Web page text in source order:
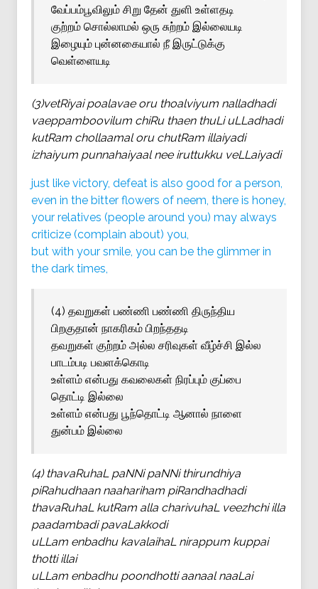
வேப்பம்பூவிலும் சிறு தேன் துளி உள்ளதடி
குற்றம் சொல்லாமல் ஒரு சுற்றம் இல்லையடி
இழையும் புன்னகையால் நீ இருட்டுக்கு
வெள்ளையடி
(3)vetRiyai poalavae oru thoalviyum nalladhadi
vaeppamboovilum chiRu thaen thuLi uLLadhadi
kutRam chollaamal oru chutRam illaiyadi
izhaiyum punnahaiyaal nee iruttukku veLLaiyadi
just like victory, defeat is also good for a person,
even in the bitter flowers of neem, there is honey,
your relatives (people around you) may always
criticize (complain about) you,
but with your smile, you can be the glimmer in
the dark times,
(4) தவறுகள் பண்ணி பண்ணி திருந்திய
பிறகுதான் நாகரிகம் பிறந்ததடி
தவறுகள் குற்றம் அல்ல சரிவுகள் வீழ்ச்சி இல்ல
பாடம்படி பவளக்கொடி
உள்ளம் என்பது கவலைகள் நிரப்பும் குப்பை
தொட்டி இல்லை
உள்ளம் என்பது பூந்தொட்டி ஆனால் நாளை
துன்பம் இல்லை
(4) thavaRuhaL paNNi paNNi thirundhiya
piRahudhaan naahariham piRandhadhadi
thavaRuhaL kutRam alla charivuhaL veezhchi illa
paadambadi pavaLakkodi
uLLam enbadhu kavalaihaL nirappum kuppai
thotti illai
uLLam enbadhu poondhotti aanaal naaLai